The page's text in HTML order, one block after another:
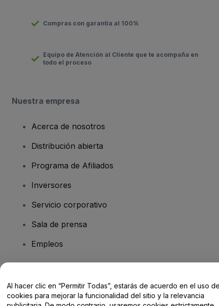
Compras con garantía al 100%
Equipo de Atención al Cliente que te acompaña en
todo el proceso
Nuestra empresa
Acerca de nosotros
Distribución abierta
Programa de Afiliados
Inversores
Servicio corporativo
Sala de prensa
Empleos
Centro de Ayuda / Contacto
Al hacer clic en “Permitir Todas”, estarás de acuerdo en el uso
cookies para mejorar la funcionalidad del sitio y la relevancia